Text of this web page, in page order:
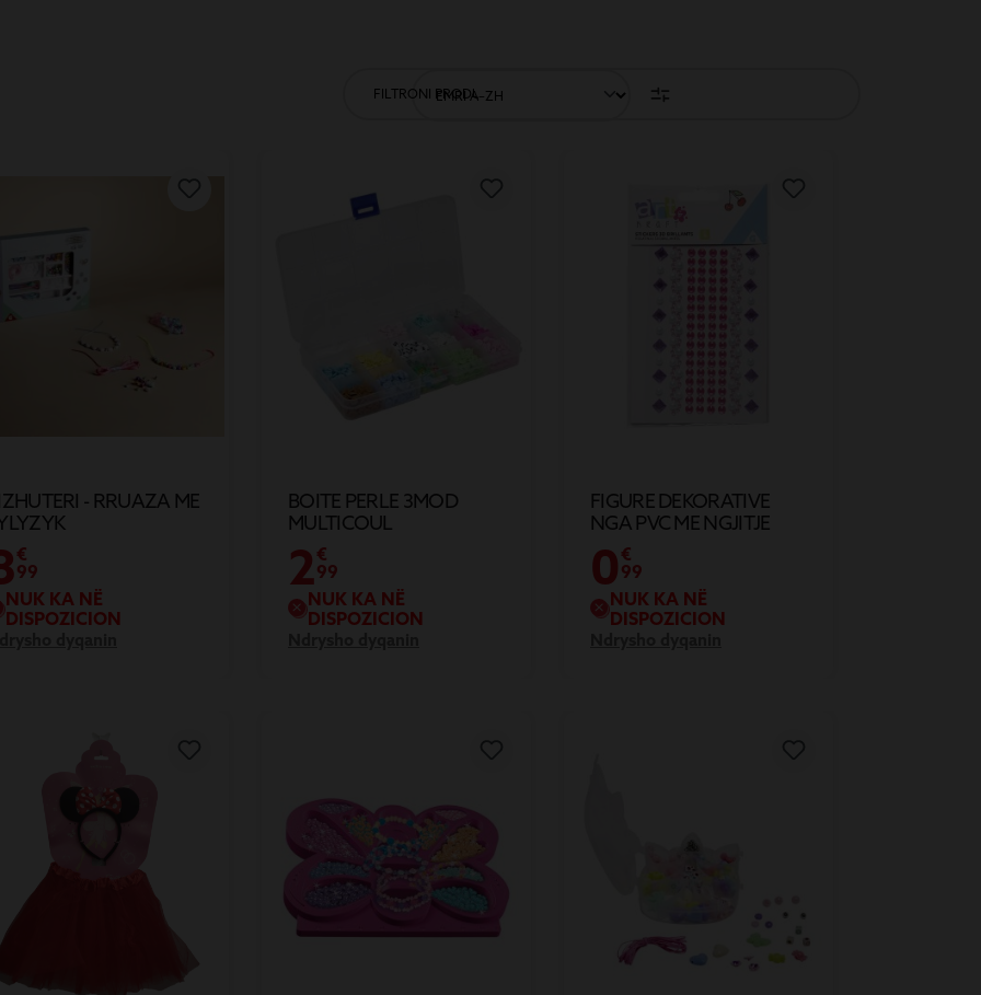
FILTRONI PRODUKTET
- RRUAZA ME
€
99
NUK KA NË
DISPOZICION
BOITE PERLE 3MOD
MULTICOUL
2€
99
NUK KA NË
DISPOZICION
FIGURE DEKORATIVE
NGA PVC ME NGJITJE
L10X17.5CM
0 €
99
NUK KA NË
DISPOZICION